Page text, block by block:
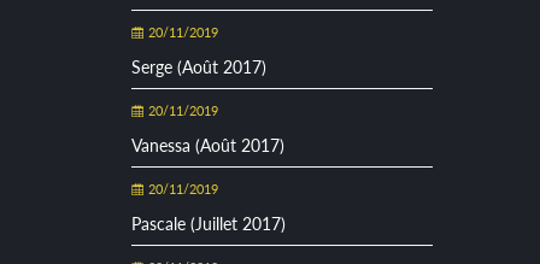
20/11/2019
Serge (Août 2017)
20/11/2019
Vanessa (Août 2017)
20/11/2019
Pascale (Juillet 2017)